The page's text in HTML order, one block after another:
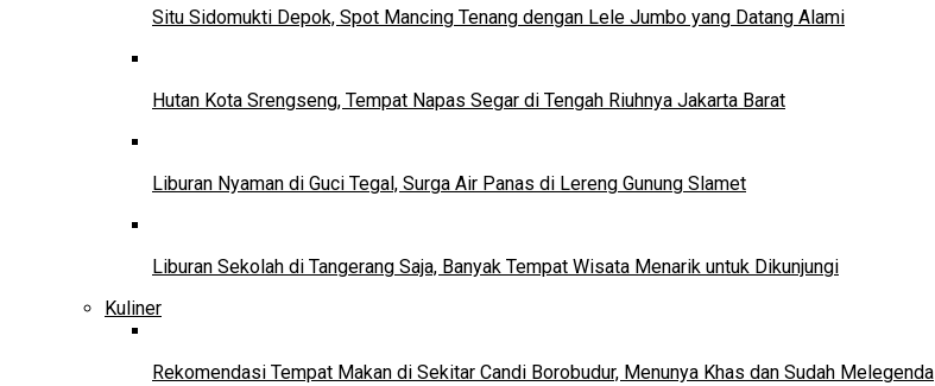
Situ Sidomukti Depok, Spot Mancing Tenang dengan Lele Jumbo yang Datang Alami
Hutan Kota Srengseng, Tempat Napas Segar di Tengah Riuhnya Jakarta Barat
Liburan Nyaman di Guci Tegal, Surga Air Panas di Lereng Gunung Slamet
Liburan Sekolah di Tangerang Saja, Banyak Tempat Wisata Menarik untuk Dikunjungi
Kuliner
Rekomendasi Tempat Makan di Sekitar Candi Borobudur, Menunya Khas dan Sudah Melegenda